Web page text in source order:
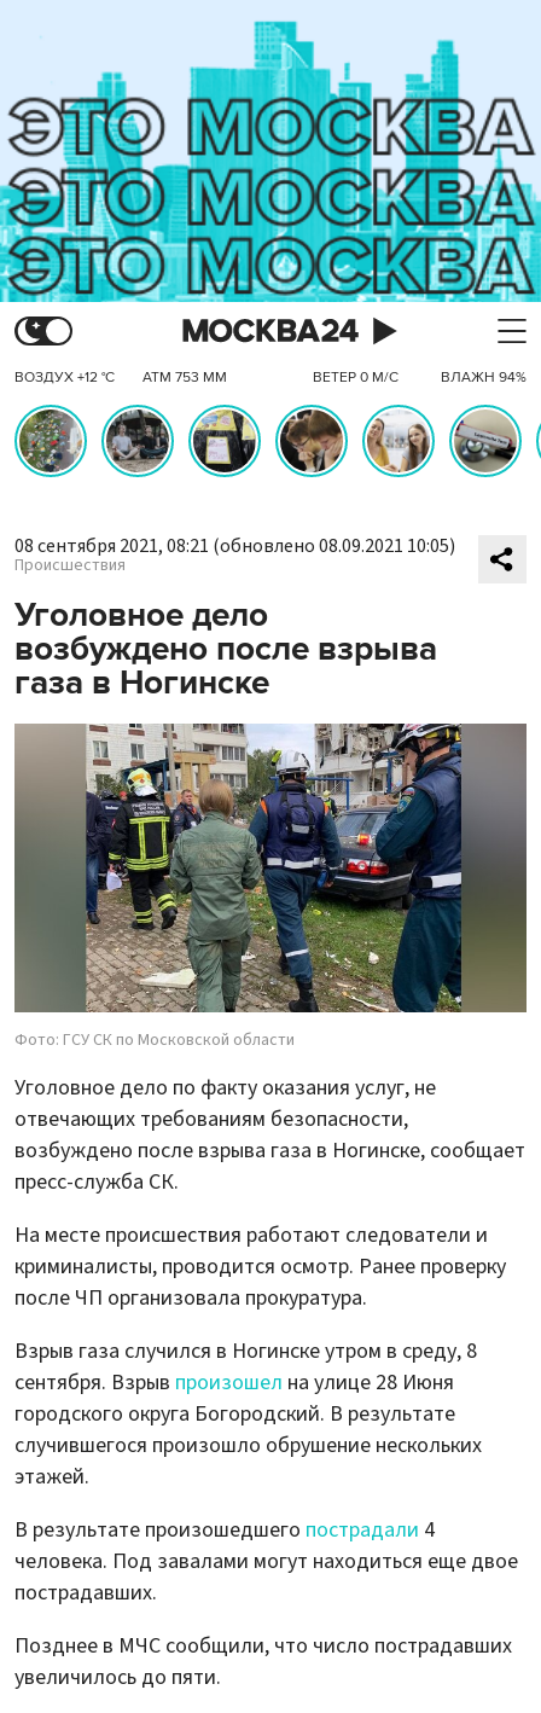
ВОЗДУХ +12 °C АТМ 753 ММ ВЕТЕР 0 М/С ВЛАЖН 94%
08 сентября 2021, 08:21 (обновлено 08.09.2021 10:05)
Происшествия
Уголовное дело
возбуждено после взрыва
газа в Ногинске
Фото: ГСУ СК по Московской области
Уголовное дело по факту оказания услуг, не
отвечающих требованиям безопасности,
возбуждено после взрыва газа в Ногинске, сообщает
пресс-служба СК.
На месте происшествия работают следователи и
криминалисты, проводится осмотр. Ранее проверку
после ЧП организовала прокуратура.
Взрыв газа случился в Ногинске утром в среду, 8
сентября. Взрыв произошел на улице 28 Июня
городского округа Богородский. В результате
случившегося произошло обрушение нескольких
этажей.
В результате произошедшего пострадали 4
человека. Под завалами могут находиться еще двое
пострадавших.
Позднее в МЧС сообщили, что число пострадавших
увеличилось до пяти.